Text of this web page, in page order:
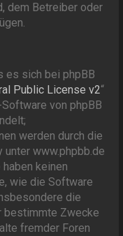
dem Betreiber oder
es sich bei phpBB
Public License v2“
von phpBB
werden durch die
unter www.phpbb.de
keinen
wie die Software
die
bestimmte Zwecke
fremder Foren